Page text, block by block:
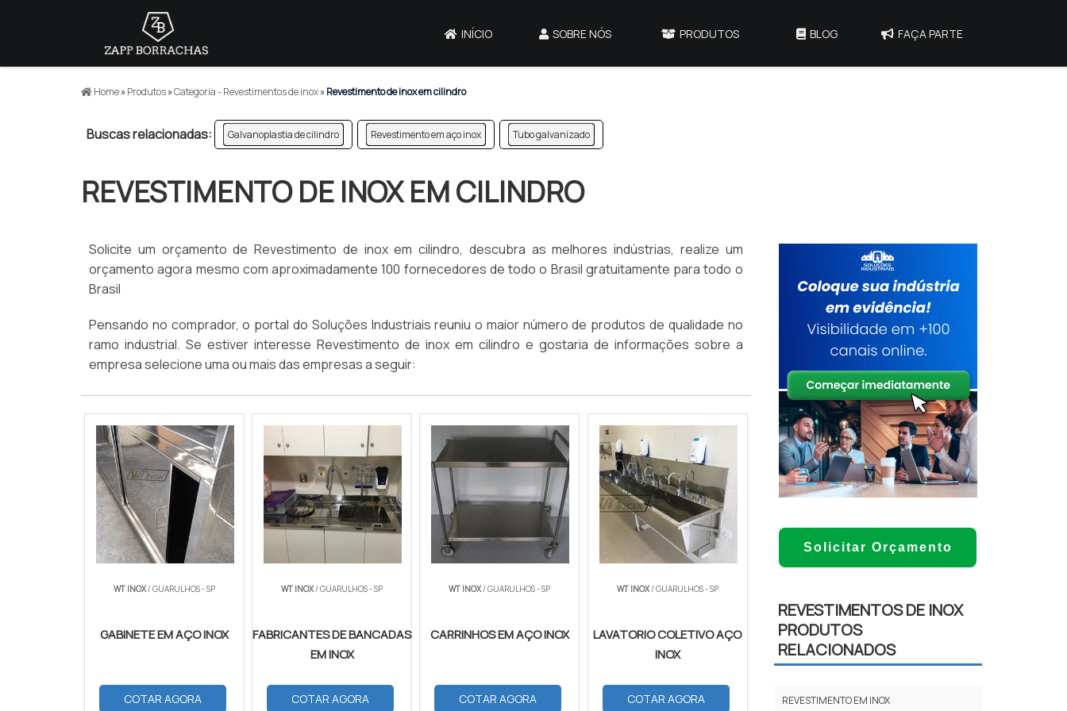
INÍCIO SOBRE NÓS PRODUTOS BLOG FAÇA PARTE
Home»Produtos»Categoria - Revestimentos de inox»Revestimento de inox em cilindro
Buscas relacionadas: Galvanoplastia de cilindro Revestimento em aço inox Tubo galvanizado
REVESTIMENTO DE INOX EM CILINDRO
Solicite um orçamento de Revestimento de inox em cilindro, descubra as melhores indústrias, realize um
orçamento agora mesmo com aproximadamente 100 fornecedores de todo o Brasil gratuitamente para todo o
Brasil
Pensando no comprador, o portal do Soluções Industriais reuniu o maior número de produtos de qualidade no
ramo industrial. Se estiver interesse Revestimento de inox em cilindro e gostaria de informações sobre a
empresa selecione uma ou mais das empresas a seguir:
WT INOX/ GUARULHOS - SP
GABINETE EM AÇO INOX
COTAR AGORA
WT INOX/ GUARULHOS - SP
FABRICANTES DE BANCADAS
EM INOX
COTAR AGORA
WT INOX/ GUARULHOS - SP
CARRINHOS EM AÇO INOX
COTAR AGORA
WT INOX/ GUARULHOS - SP
LAVATORIO COLETIVO AÇO
INOX
COTAR AGORA
Solicitar Orçamento
REVESTIMENTOS DE INOX
PRODUTOS
RELACIONADOS
REVESTIMENTO EM INOX